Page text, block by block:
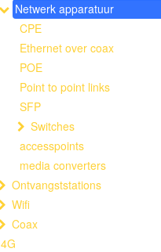
Netwerk apparatuur
CPE
Ethernet over coax
POE
Point to point links
SFP
Switches
accesspoints
media converters
Ontvangststations
Wifi
Coax
4G